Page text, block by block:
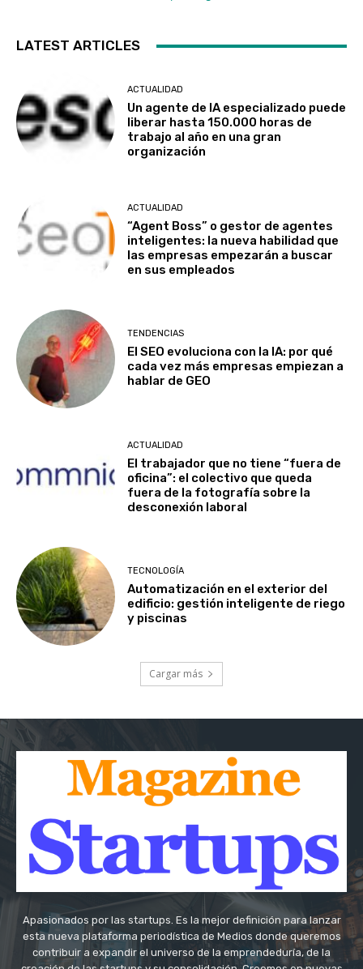
LATEST ARTICLES
ACTUALIDAD
Un agente de IA especializado puede
liberar hasta 150.000 horas de
trabajo al año en una gran
organización
ACTUALIDAD
“Agent Boss” o gestor de agentes
inteligentes: la nueva habilidad que
las empresas empezarán a buscar
en sus empleados
TENDENCIAS
El SEO evoluciona con la IA: por qué
cada vez más empresas empiezan a
hablar de GEO
ACTUALIDAD
El trabajador que no tiene “fuera de
oficina”: el colectivo que queda
fuera de la fotografía sobre la
desconexión laboral
TECNOLOGÍA
Automatización en el exterior del
edificio: gestión inteligente de riego
y piscinas
Cargar más
Apasionados por las startups. Es la mejor definición para lanzar
esta nueva plataforma periodística de Medios donde queremos
contribuir a expandir el universo de la emprendeduría, de la